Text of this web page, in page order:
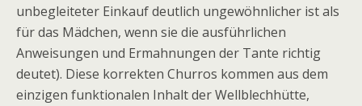
unbegleiteter Einkauf deutlich ungewöhnlicher ist als
für das Mädchen, wenn sie die ausführlichen
Anweisungen und Ermahnungen der Tante richtig
deutet). Diese korrekten Churros kommen aus dem
einzigen funktionalen Inhalt der Wellblechhütte,